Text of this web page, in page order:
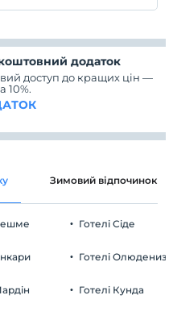
додаток
доступ до кращих цін —
10%.
Зимовий відпочинок
Готелі Сіде
Готелі Олюдениза
Готелі Кунда